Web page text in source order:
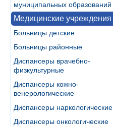
муниципальных образований
Медицинские учреждения
Больницы детские
Больницы районные
Диспансеры врачебно-
физкультурные
Диспансеры кожно-
венерологические
Диспансеры наркологические
Диспансеры онкологические